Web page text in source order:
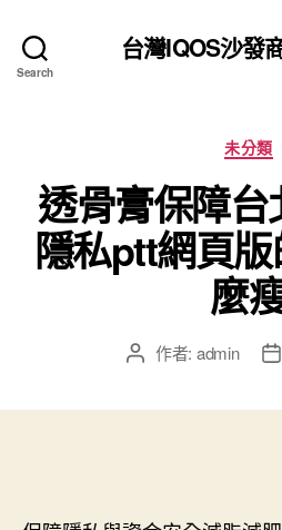
Search
台灣IQOS沙發
分
類
未分類
透骨膏保障
隱私ptt網頁
麼
文 作者: admin
文